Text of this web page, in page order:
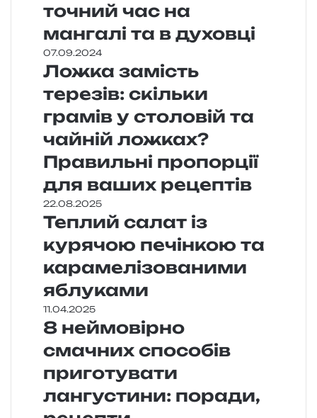
точний час на
мангалі та в духовці
07.09.2024
Ложка замість
терезів: скільки
грамів у столовій та
чайній ложках?
Правильні пропорції
для ваших рецептів
22.08.2025
Теплий салат із
курячою печінкою та
карамелізованими
яблуками
11.04.2025
8 неймовірно
смачних способів
приготувати
лангустини: поради,